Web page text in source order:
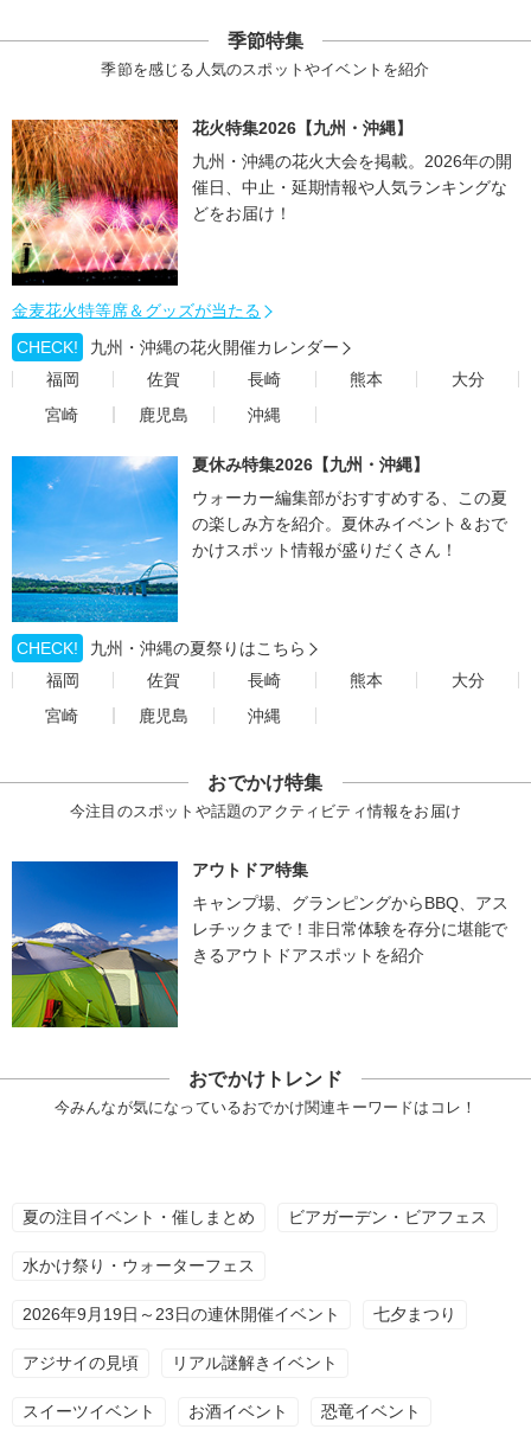
季節特集
季節を感じる人気のスポットやイベントを紹介
花火特集2026【九州・沖縄】
九州・沖縄の花火大会を掲載。2026年の開
催日、中止・延期情報や人気ランキングな
どをお届け！
金麦花火特等席＆グッズが当たる
CHECK!
九州・沖縄の花火開催カレンダー
福岡
佐賀 長崎 熊本
大分
宮崎
鹿児島 沖縄
夏休み特集2026【九州・沖縄】
ウォーカー編集部がおすすめする、この夏
の楽しみ方を紹介。夏休みイベント＆おで
かけスポット情報が盛りだくさん！
CHECK!
九州・沖縄の夏祭りはこちら
福岡
佐賀 長崎 熊本
大分
宮崎
鹿児島 沖縄
おでかけ特集
今注目のスポットや話題のアクティビティ情報をお届け
アウトドア特集
キャンプ場、グランピングからBBQ、アス
レチックまで！非日常体験を存分に堪能で
きるアウトドアスポットを紹介
おでかけトレンド
今みんなが気になっているおでかけ関連キーワードはコレ！
夏の注目イベント・催しまとめ ビアガーデン・ビアフェス
水かけ祭り・ウォーターフェス
2026年9月19日～23日の連休開催イベント 七夕まつり
アジサイの見頃 リアル謎解きイベント
スイーツイベント お酒イベント 恐竜イベント